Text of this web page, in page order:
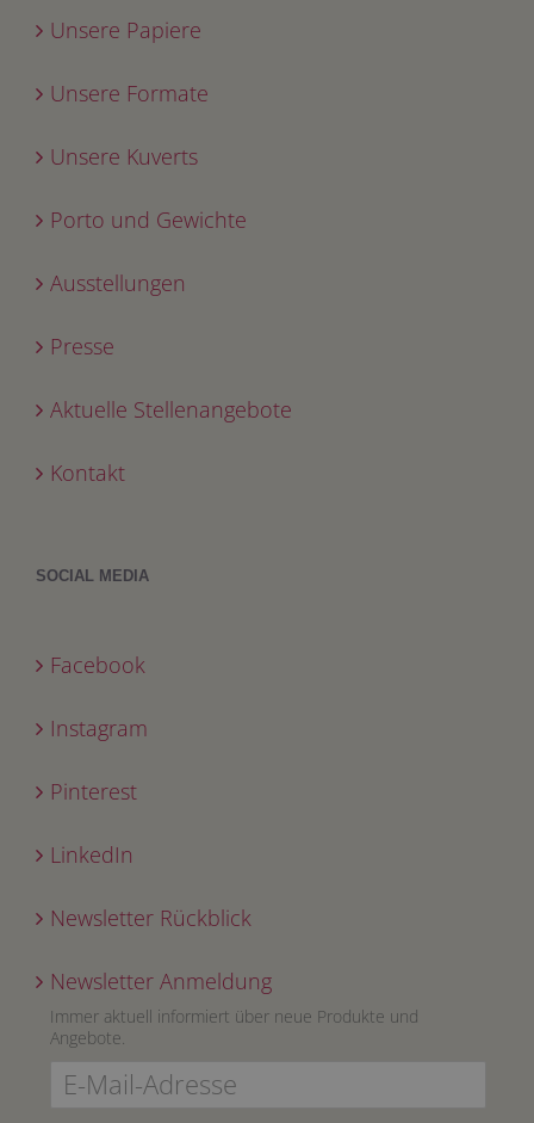
Unsere Papiere
Unsere Formate
Unsere Kuverts
Porto und Gewichte
Ausstellungen
Presse
Aktuelle Stellenangebote
Kontakt
SOCIAL MEDIA
Facebook
Instagram
Pinterest
LinkedIn
Newsletter Rückblick
Newsletter Anmeldung
Immer aktuell informiert über neue Produkte und
Angebote.